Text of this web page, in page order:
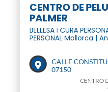
CENTRO DE
PALMER
BELLESA I CURA
PERSONAL Mallorca |
CALLE
07150
CENTRO